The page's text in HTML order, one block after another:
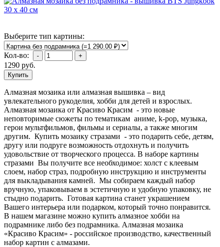
Выберите тип картины:
Кол-во:
1290 руб.
Алмазная мозаика или алмазная вышивка – вид
увлекательного рукоделия, хобби для детей и взрослых.
Алмазная мозаика от Красиво Красим - это новые
неповторимые сюжеты по тематикам аниме, k-pop, музыка,
герои мультфильмов, фильмы и сериалы, а также многим
другим. Купить мозаику стразами - это подарить себе, детям,
другу или подруге возможность отдохнуть и получить
удовольствие от творческого процесса. В наборе картины
стразами Вы получите все необходимое: холст с клеевым
слоем, набор страз, подробную инструкцию и инструменты
для выкладывания камней. Мы собираем каждый набор
вручную, упаковываем в эстетичную и удобную упаковку, не
стыдно подарить. Готовая картина станет украшением
Вашего интерьера или подарком, который точно понравится.
В нашем магазине можно купить алмазное хобби на
подрамнике либо без подрамника. Алмазная мозаика
«Красиво Красим» - российское производство, качественный
набор картин с алмазами.